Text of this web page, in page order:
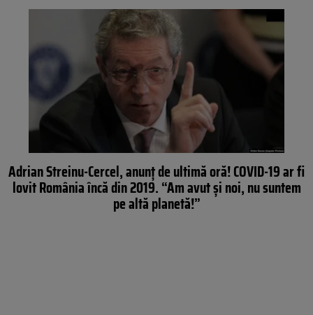
Adrian Streinu-Cercel, anunț de ultimă oră! COVID-19 ar fi
lovit România încă din 2019. “Am avut și noi, nu suntem
pe altă planetă!”